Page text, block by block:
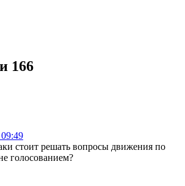
166
стоит решать вопросы движения по
голосованием?